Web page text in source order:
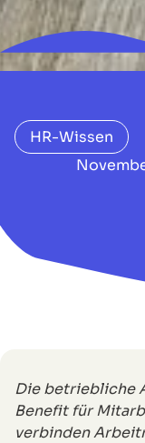
HR-Wissen
Die betriebliche
Benefit für
verbinden